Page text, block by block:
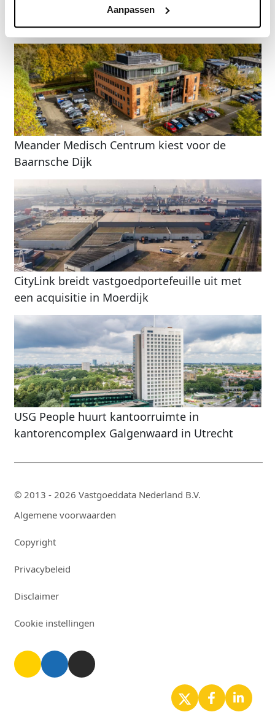
Aanpassen
Gerelateerde nieuwsberichten
Meander Medisch Centrum kiest voor de
Baarnsche Dijk
CityLink breidt vastgoedportefeuille uit met
een acquisitie in Moerdijk
USG People huurt kantoorruimte in
kantorencomplex Galgenwaard in Utrecht
© 2013 - 2026 Vastgoeddata Nederland B.V.
Algemene voorwaarden
Copyright
Privacybeleid
Disclaimer
Cookie instellingen